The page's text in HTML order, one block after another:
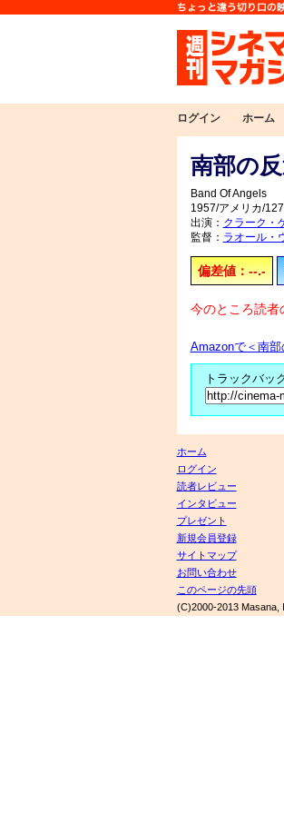
ログイン ホーム
南部の
Band Of Angels
1957/アメリカ/
出演： クラーク・
監督： ラオール・
偏差値：--.-
今のところ読者
Amazonで＜南
トラックバッ
ホーム
ログイン
読者レビュー
インタビュー
プレゼント
新規会員登録
サイトマップ
お問い合わせ
このページの先頭
(C)2000-2013 Masana,